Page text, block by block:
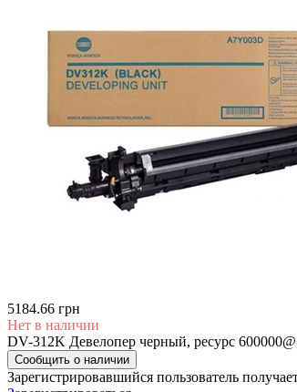
5184.66 грн
Нет в наличии
DV-312K Девелопер черный, ресурс
Сообщить о наличии
Зарегистрировавшийся пользователь